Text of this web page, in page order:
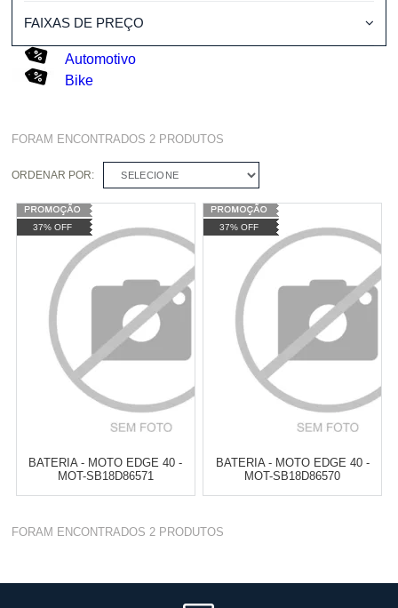
FAIXAS DE PREÇO
Automotivo
Bike
FORAM ENCONTRADOS2 PRODUTOS
ORDENAR POR: SELECIONE
37% OFF
BATERIA - MOTO EDGE 40 -
MOT-SB18D86571
Varejo: R$ 4.050,70
10 x de R$ 255,09
37% OFF
BATERIA - MOTO EDGE 40 -
MOT-SB18D86570
10 x de R$ 255,09
FORAM ENCONTRADOS2 PRODUTOS